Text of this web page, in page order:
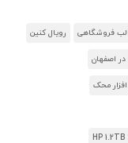
فروشگاهی رویال کنین
اصفهان
افزار محک